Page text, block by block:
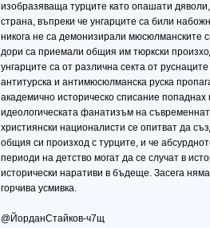
изобразяваща турците като опашати
страна, въпреки че унгарците са били
никога не са демонизирали мюсюлманските
дори са приемали общия им тюркски
унгарците са от различна секта от
антитурска и антимюсюлманска руска
академично историческо списание
идеологическата фанатизъм на
християнски националисти се опитват да
общия си произход с турците, и че
периоди на детство могат да се случат в
исторически наративи в бъдеще. Засега
горчива усмивка.
@ЙорданСтайков-ч7щ